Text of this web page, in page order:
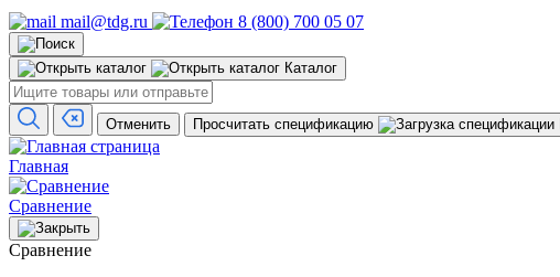
mail@tdg.ru
8 (800) 700 05 07
Каталог
Отменить Просчитать спецификацию
Главная
Сравнение
Сравнение